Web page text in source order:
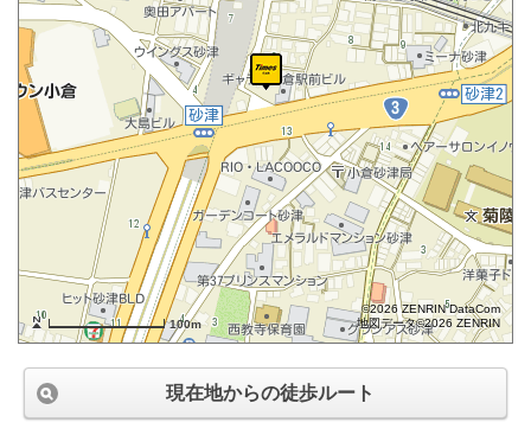
100m
©2026 ZENRIN DataCom
地図データ©2026 ZENRIN
現在地からの徒歩ルート